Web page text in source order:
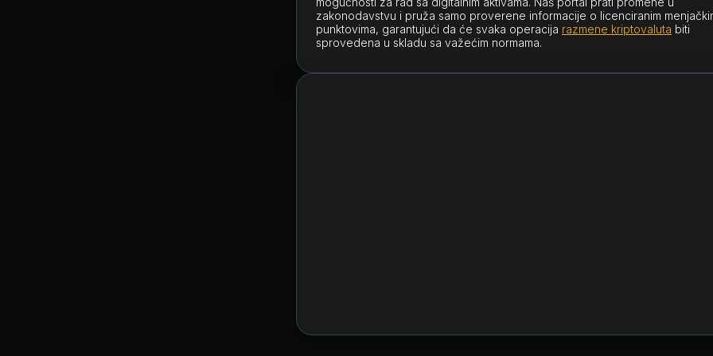
zakonodavstvu i pruža samo proverene informacije o licenciranim
punktovima, garantujući da će svaka operacija razmene kriptovaluta biti
sprovedena u skladu sa važećim normama.